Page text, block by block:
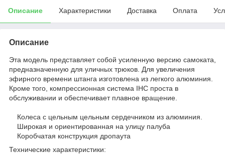
Описание Характеристики Доставка Оплата
Описание
Эта модель представляет собой усиленную версию самоката,
предназначенную для уличных трюков. Для увеличения
эфирного времени штанга изготовлена ​​из легкого алюминия.
Кроме того, компрессионная система IHC проста в
обслуживании и обеспечивает плавное вращение.
Колеса с цельным цельным сердечником из алюминия.
Широкая и ориентированная на улицу палуба
Коробчатая конструкция дропаута
Технические характеристики: